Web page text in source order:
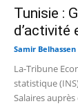
Tunisie :
d’activité
Samir Belhassen
La-Tribune
statistique
Salaires